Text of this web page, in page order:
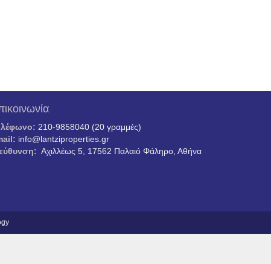
210-9858040 (20 γραμμές)
info@lantziproperties.gr
Αχιλλέως 5, 17562 Παλαιό Φάληρο, Αθήνα